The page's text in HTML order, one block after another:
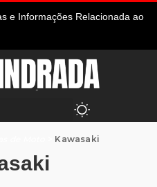
e Informações Relacionada ao
Kawasaki